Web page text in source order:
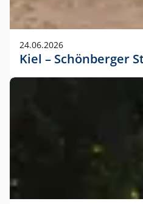
24.06.2026
Kiel – Schönberger